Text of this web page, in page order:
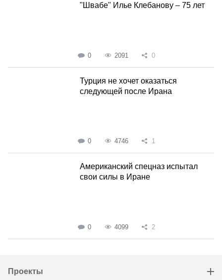
"Швабе" Илье Клебанову – 75 лет
0 2091 0
Турция не хочет оказаться
следующей после Ирана
0 4746 1
Американский спецназ испытал
свои силы в Иране
0 4099 2
Проекты